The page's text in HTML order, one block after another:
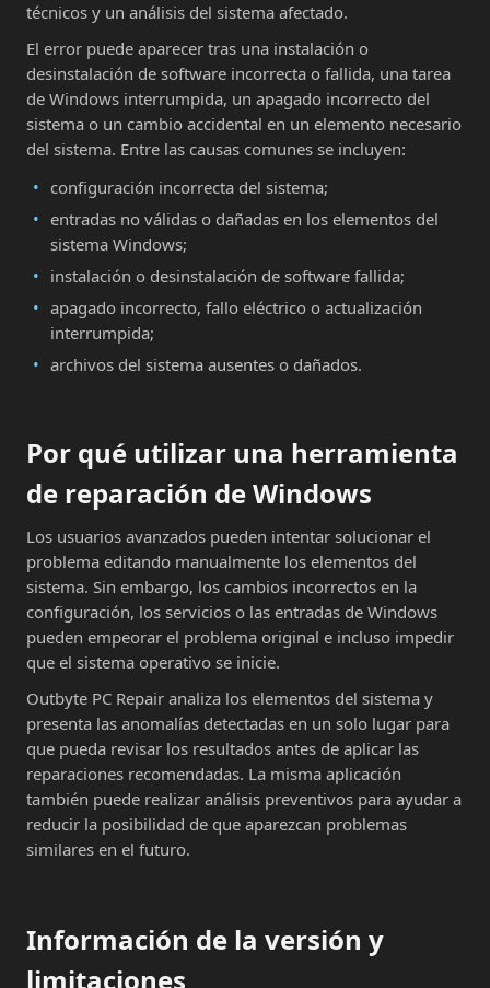
técnicos y un análisis del sistema afectado.
El error puede aparecer tras una instalación o
desinstalación de software incorrecta o fallida, una tarea
de Windows interrumpida, un apagado incorrecto del
sistema o un cambio accidental en un elemento necesario
del sistema. Entre las causas comunes se incluyen:
configuración incorrecta del sistema;
entradas no válidas o dañadas en los elementos del
sistema Windows;
instalación o desinstalación de software fallida;
apagado incorrecto, fallo eléctrico o actualización
interrumpida;
archivos del sistema ausentes o dañados.
Por qué utilizar una herramienta
de reparación de Windows
Los usuarios avanzados pueden intentar solucionar el
problema editando manualmente los elementos del
sistema. Sin embargo, los cambios incorrectos en la
configuración, los servicios o las entradas de Windows
pueden empeorar el problema original e incluso impedir
que el sistema operativo se inicie.
Outbyte PC Repair analiza los elementos del sistema y
presenta las anomalías detectadas en un solo lugar para
que pueda revisar los resultados antes de aplicar las
reparaciones recomendadas. La misma aplicación
también puede realizar análisis preventivos para ayudar a
reducir la posibilidad de que aparezcan problemas
similares en el futuro.
Información de la versión y
limitaciones